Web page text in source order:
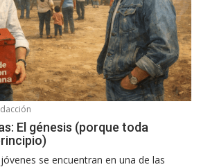
El génesis (porque toda
se encuentran en una de las